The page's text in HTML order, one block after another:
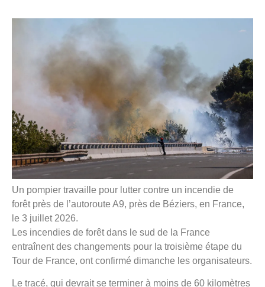
Un pompier travaille pour lutter contre un incendie de
forêt près de l’autoroute A9, près de Béziers, en France,
le 3 juillet 2026.
Les incendies de forêt dans le sud de la France
entraînent des changements pour la troisième étape du
Tour de France, ont confirmé dimanche les organisateurs.
Le tracé, qui devrait se terminer à moins de 60 kilomètres